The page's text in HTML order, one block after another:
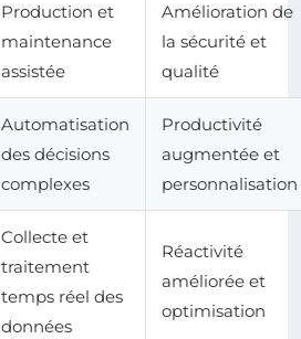
Production et
maintenance
assistée
Amélioration de
la sécurité et
qualité
Automatisation
des décisions
complexes
Productivité
augmentée et
personnalisation
Collecte et
traitement
temps réel des
données
Réactivité
améliorée et
optimisation